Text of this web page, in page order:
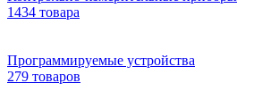
1434 товара
Программируемые устройства
279 товаров